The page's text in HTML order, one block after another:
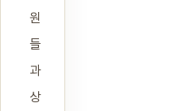
원
들
과
상